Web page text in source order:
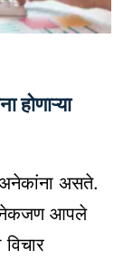
होणाऱ्या
असते.
आपले